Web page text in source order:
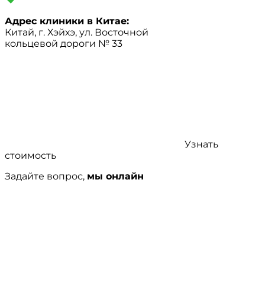
Адрес клиники в Китае:
Китай, г. Хэйхэ, ул. Восточной
кольцевой дороги № 33
Узнать
стоимость
Задайте вопрос, мы онлайн